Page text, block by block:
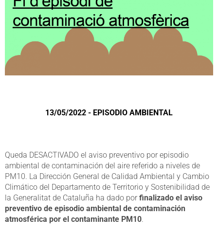
13/05/2022 - EPISODIO AMBIENTAL
Queda DESACTIVADO el aviso preventivo por episodio
ambiental de contaminación del aire referido a niveles de
PM10. La Dirección General de Calidad Ambiental y Cambio
Climático del Departamento de Territorio y Sostenibilidad de
la Generalitat de Cataluña ha dado por finalizado el aviso
preventivo de episodio ambiental de contaminación
atmosférica por el contaminante PM10.